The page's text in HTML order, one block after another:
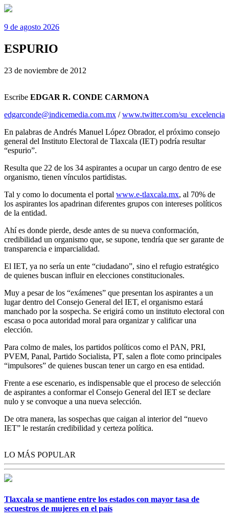
9 de agosto 2026
ESPURIO
23 de noviembre de 2012
Escribe EDGAR R. CONDE CARMONA
edgarconde@indicemedia.com.mx /www.twitter.com/su_excelencia
En palabras de Andrés Manuel López Obrador, el próximo consejo
general del Instituto Electoral de Tlaxcala (IET) podría resultar
“espurio”.
Resulta que 22 de los 34 aspirantes a ocupar un cargo dentro de ese
organismo, tienen vínculos partidistas.
Tal y como lo documenta el portal www.e-tlaxcala.mx, al 70% de
los aspirantes los apadrinan diferentes grupos con intereses políticos
de la entidad.
Ahí es donde pierde, desde antes de su nueva conformación,
credibilidad un organismo que, se supone, tendría que ser garante de
transparencia e imparcialidad.
El IET, ya no sería un ente “ciudadano”, sino el refugio estratégico
de quienes buscan influir en elecciones constitucionales.
Muy a pesar de los “exámenes” que presentan los aspirantes a un
lugar dentro del Consejo General del IET, el organismo estará
manchado por la sospecha. Se erigirá como un instituto electoral con
escasa o poca autoridad moral para organizar y calificar una
elección.
Para colmo de males, los partidos políticos como el PAN, PRI,
PVEM, Panal, Partido Socialista, PT, salen a flote como principales
“impulsores” de quienes buscan tener un cargo en esa entidad.
Frente a ese escenario, es indispensable que el proceso de selección
de aspirantes a conformar el Consejo General del IET se declare
nulo y se convoque a una nueva selección.
De otra manera, las sospechas que caigan al interior del “nuevo
IET” le restarán credibilidad y certeza política.
LO MÁS POPULAR
Tlaxcala se mantiene entre los estados con mayor tasa de
secuestros de mujeres en el país